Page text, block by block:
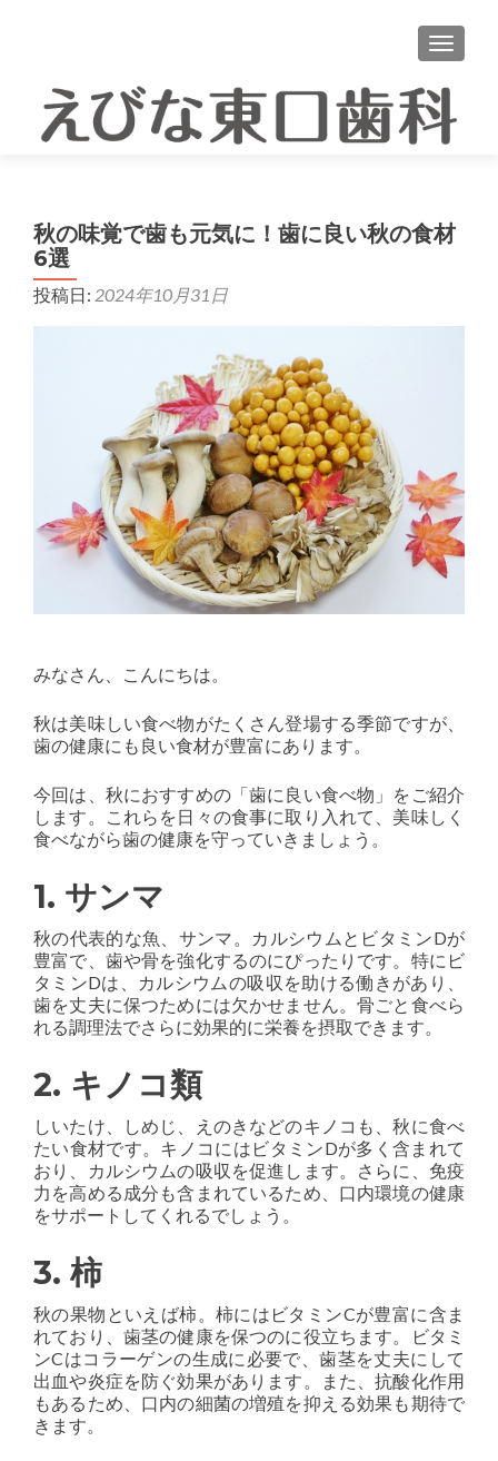
ナビゲ
秋の味覚で歯も元気に！歯に良い秋の食材
6選
投稿日: 2024年10月31日
みなさん、こんにちは。
秋は美味しい食べ物がたくさん登場する季節ですが、
歯の健康にも良い食材が豊富にあります。
今回は、秋におすすめの「歯に良い食べ物」をご紹介
します。これらを日々の食事に取り入れて、美味しく
食べながら歯の健康を守っていきましょう。
1. サンマ
秋の代表的な魚、サンマ。カルシウムとビタミンDが
豊富で、歯や骨を強化するのにぴったりです。特にビ
タミンDは、カルシウムの吸収を助ける働きがあり、
歯を丈夫に保つためには欠かせません。骨ごと食べら
れる調理法でさらに効果的に栄養を摂取できます。
2. キノコ類
しいたけ、しめじ、えのきなどのキノコも、秋に食べ
たい食材です。キノコにはビタミンDが多く含まれて
おり、カルシウムの吸収を促進します。さらに、免疫
力を高める成分も含まれているため、口内環境の健康
をサポートしてくれるでしょう。
3. 柿
秋の果物といえば柿。柿にはビタミンCが豊富に含ま
れており、歯茎の健康を保つのに役立ちます。ビタミ
ンCはコラーゲンの生成に必要で、歯茎を丈夫にして
出血や炎症を防ぐ効果があります。また、抗酸化作用
もあるため、口内の細菌の増殖を抑える効果も期待で
きます。